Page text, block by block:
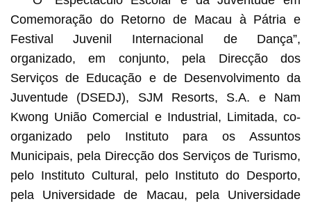
Comemoração do Retorno de Macau à Pátria e
Festival Juvenil Internacional de Dança”,
organizado, em conjunto, pela Direcção dos
Serviços de Educação e de Desenvolvimento da
Juventude (DSEDJ), SJM Resorts, S.A. e Nam
Kwong União Comercial e Industrial, Limitada, co-
organizado pelo Instituto para os Assuntos
Municipais, pela Direcção dos Serviços de Turismo,
pelo Instituto Cultural, pelo Instituto do Desporto,
pela Universidade de Macau, pela Universidade